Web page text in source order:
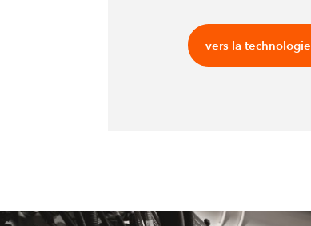
vers la